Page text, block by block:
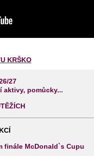
KRŠKO
27
aktivy, pomůcky...
finále McDonald`s Cupu